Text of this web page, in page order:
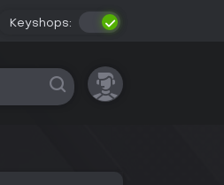
Keyshops: